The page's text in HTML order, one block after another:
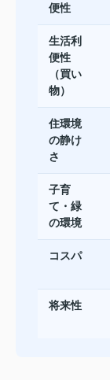
便性
生活利
便性
（買い
物）
住環境
の静け
さ
子育
て・緑
の環境
コスパ
将来性